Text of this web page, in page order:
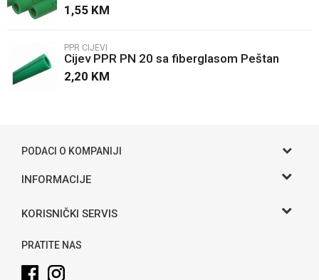
1,55 KM
PPR CIJEVI
Cijev PPR PN 20 sa fiberglasom Peštan
2,20 KM
PODACI O KOMPANIJI
Gama S doo
Adresa
Telefon:
INFORMACIJE
O nama
KORISNIČKI SERVIS
Uslovi korišćenja i prodaje
PRATITE NAS